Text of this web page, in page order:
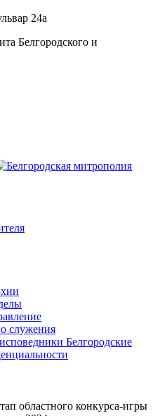
24а
Белгородского и
служения
Белгородские